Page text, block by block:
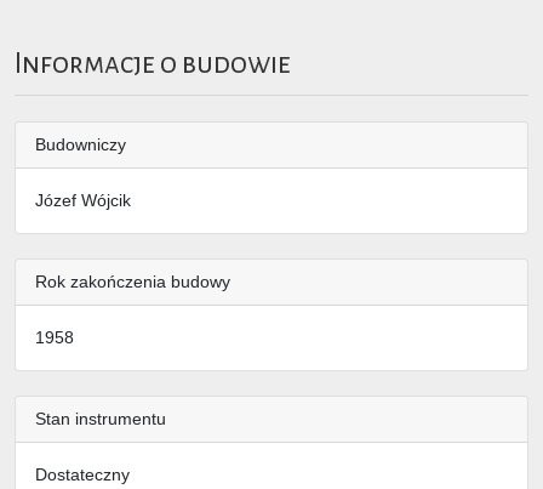
Informacje o budowie
Budowniczy
Józef Wójcik
Rok zakończenia budowy
1958
Stan instrumentu
Dostateczny